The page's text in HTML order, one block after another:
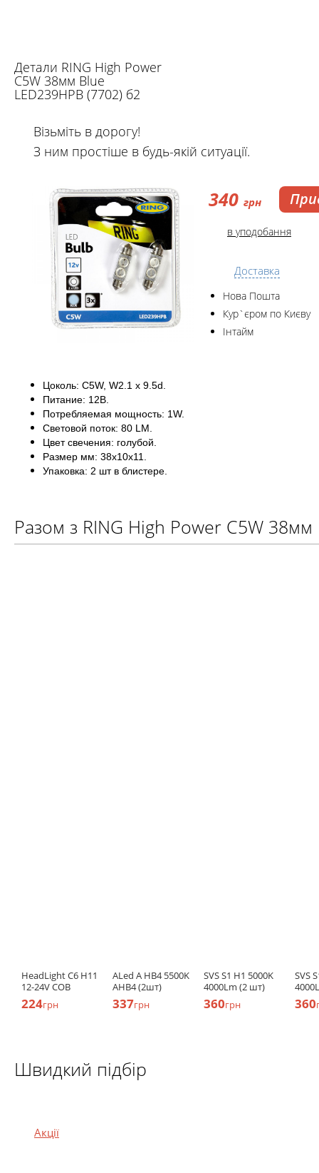
Детали RING High Power
C5W 38мм Blue
LED239HPB (7702) б2
Візьміть в дорогу!
З ним простіше в будь-якій ситуації.
340 грн
в уподобання
Доставка
Нова Пошта
Кур`єром по Києву
Інтайм
Цоколь: C5W, W2.1 x 9.5d.
Питание: 12В.
Потребляемая мощность: 1W.
Световой поток: 80 LM.
Цвет свечения: голубой.
Размер мм: 38x10x11.
Упаковка: 2 шт в блистере.
Разом з RING High Power C5W
HeadLight C6 H11
12-24V COB
224грн
ALed A HB4 5500K
AHB4 (2шт)
337грн
SVS S1 H1 5000K
4000Lm (2 шт)
360грн
SVS
360
Швидкий підбір
Акції